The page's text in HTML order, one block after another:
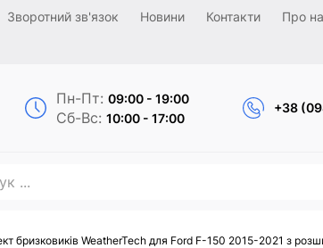
Зворотний зв'язок Новини Контакти Про
Пн-Пт: 09:00 - 19:00
Сб-Вс: 10:00 - 17:00
+38
бризковиків WeatherTech для Ford F-150 2015-2021 з